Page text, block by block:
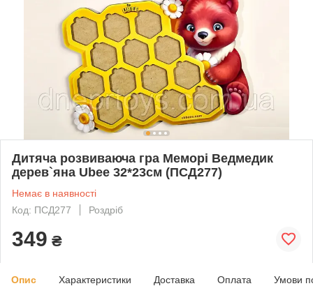
Дитяча розвиваюча гра Меморі Ведмедик
дерев`яна Ubee 32*23см (ПСД277)
Немає в наявності
Код: ПСД277
Роздріб
349 ₴
Опис Характеристики Доставка Оплата Умови